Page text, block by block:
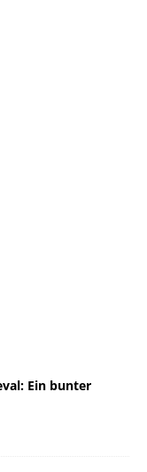
Ein bunter